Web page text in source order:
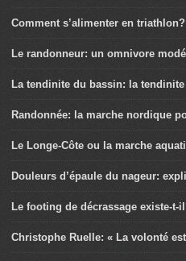
Comment s’alimenter en triathlon?
Le randonneur: un omnivore
La tendinite du bassin: la
Randonnée: la marche nordique
Le Longe-Côte ou la marche
Douleurs d’épaule du nageur:
Le footing de décrassage existe-t-
Christophe Ruelle: « La volonté